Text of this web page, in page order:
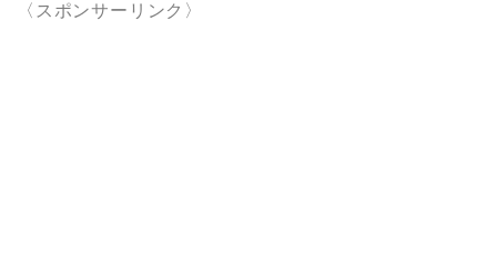
〈スポンサーリンク〉